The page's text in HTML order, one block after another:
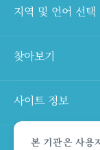
본 기관은 사용
지역 및 언어 선택
찾아보기
사이트 정보
다른 사이트